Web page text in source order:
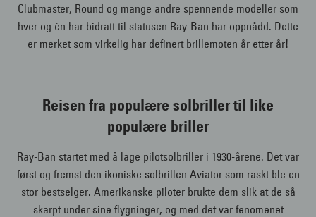
Clubmaster, Round og mange andre spennende modeller som
hver og én har bidratt til statusen Ray-Ban har oppnådd. Dette
er merket som virkelig har definert brillemoten år etter år!
Reisen fra populære solbriller til like
populære briller
Ray-Ban startet med å lage pilotsolbriller i 1930-årene. Det var
først og fremst den ikoniske solbrillen Aviator som raskt ble en
stor bestselger. Amerikanske piloter brukte dem slik at de så
skarpt under sine flygninger, og med det var fenomenet